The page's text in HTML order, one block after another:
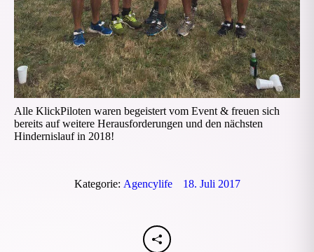
Alle KlickPiloten waren begeistert vom Event & freuen sich
bereits auf weitere Herausforderungen und den nächsten
Hindernislauf in 2018!
Kategorie: Agencylife 18. Juli 2017